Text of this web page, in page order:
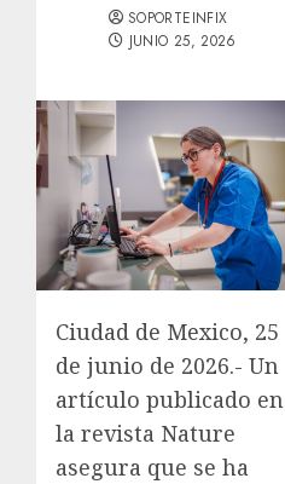
SOPORTEINFIX
JUNIO 25, 2026
Ciudad de Mexico, 25
de junio de 2026.- Un
artículo publicado en
la revista Nature
asegura que se ha